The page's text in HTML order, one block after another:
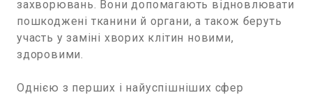
захворювань. Вони допомагають відновлювати
пошкоджені тканини й органи, а також беруть
участь у заміні хворих клітин новими,
здоровими.
Однією з перших і найуспішніших сфер